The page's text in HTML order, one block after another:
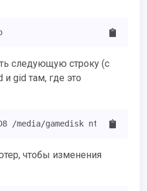
gid там, где это
/media/gamedisk ntfs